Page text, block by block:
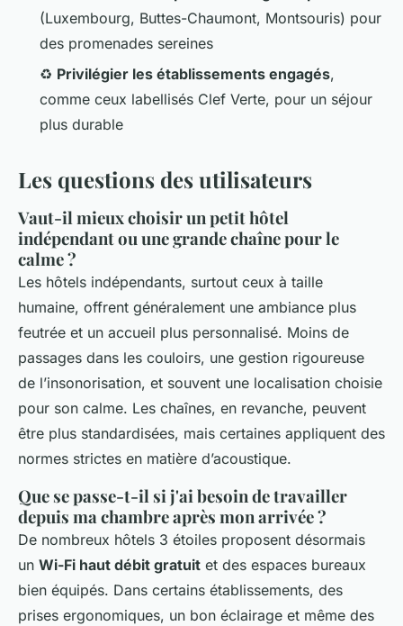
(Luxembourg, Buttes-Chaumont, Montsouris) pour
des promenades sereines
♻️ Privilégier les établissements engagés,
comme ceux labellisés Clef Verte, pour un séjour
plus durable
Les questions des utilisateurs
Vaut-il mieux choisir un petit hôtel
indépendant ou une grande chaîne pour le
calme ?
Les hôtels indépendants, surtout ceux à taille
humaine, offrent généralement une ambiance plus
feutrée et un accueil plus personnalisé. Moins de
passages dans les couloirs, une gestion rigoureuse
de l’insonorisation, et souvent une localisation choisie
pour son calme. Les chaînes, en revanche, peuvent
être plus standardisées, mais certaines appliquent des
normes strictes en matière d’acoustique.
Que se passe-t-il si j'ai besoin de travailler
depuis ma chambre après mon arrivée ?
De nombreux hôtels 3 étoiles proposent désormais
un Wi-Fi haut débit gratuit et des espaces bureaux
bien équipés. Dans certains établissements, des
prises ergonomiques, un bon éclairage et même des